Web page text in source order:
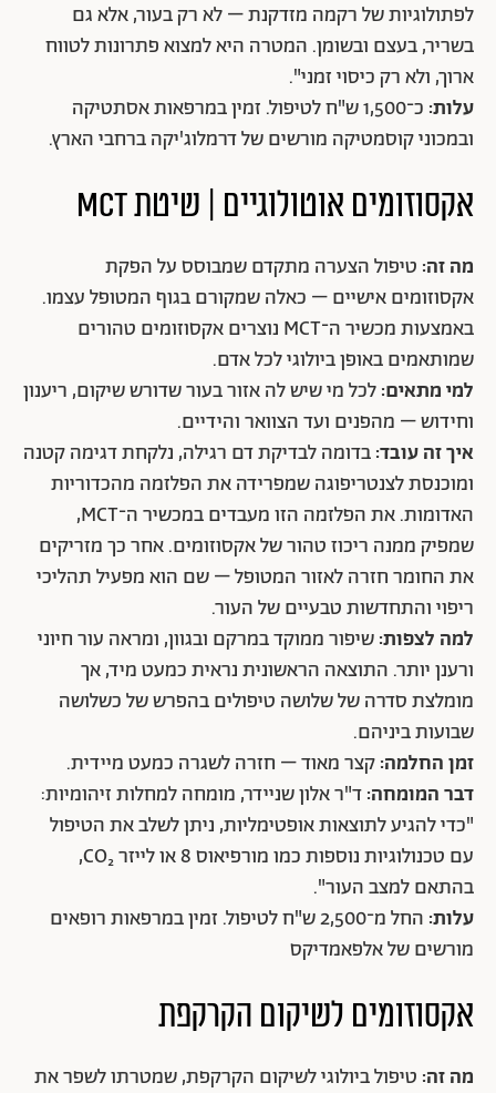
לפתולוגיות של רקמה מזדקנת – לא רק בעור, אלא גם
בשריר, בעצם ובשומן. המטרה היא למצוא פתרונות לטווח
ארוך, ולא רק כיסוי זמני".
עלות:
כ־1,500 ש"ח לטיפול. זמין במרפאות אסתטיקה
ובמכוני קוסמטיקה מורשים של דרמלוג'יקה ברחבי הארץ.
אקסוזומים אוטולוגיים | שיטת MCT
מה זה: טיפול הצערה מתקדם שמבוסס על הפקת
אקסוזומים אישיים – כאלה שמקורם בגוף המטופל עצמו.
באמצעות מכשיר ה־MCT נוצרים אקסוזומים טהורים
שמותאמים באופן ביולוגי לכל אדם.
למי מתאים:לכל מי שיש לה אזור בעור שדורש שיקום, ריענון
וחידוש – מהפנים ועד הצוואר והידיים.
איך זה עובד:בדומה לבדיקת דם רגילה, נלקחת דגימה קטנה
ומוכנסת לצנטריפוגה שמפרידה את הפלזמה מהכדוריות
האדומות. את הפלזמה הזו מעבדים במכשיר ה־MCT,
שמפיק ממנה ריכוז טהור של אקסוזומים. אחר כך מזריקים
את החומר חזרה לאזור המטופל – שם הוא מפעיל תהליכי
ריפוי והתחדשות טבעיים של העור.
למה לצפות:שיפור ממוקד במרקם ובגוון, ומראה עור חיוני
ורענן יותר. התוצאה הראשונית נראית כמעט מיד, אך
מומלצת סדרה של שלושה טיפולים בהפרש של כשלושה
שבועות ביניהם.
זמן החלמה:קצר מאוד – חזרה לשגרה כמעט מיידית.
דבר המומחה:ד"ר אלון שניידר, מומחה למחלות זיהומיות:
"כדי להגיע לתוצאות אופטימליות, ניתן לשלב את הטיפול
עם טכנולוגיות נוספות כמו מורפיאוס 8 או לייזר CO₂,
בהתאם למצב העור".
עלות:
החל מ־2,500 ש"ח לטיפול. זמין במרפאות רופאים
מורשים של אלפאמדיקס
אקסוזומים לשיקום הקרקפת
מה זה: טיפול ביולוגי לשיקום הקרקפת, שמטרתו לשפר את